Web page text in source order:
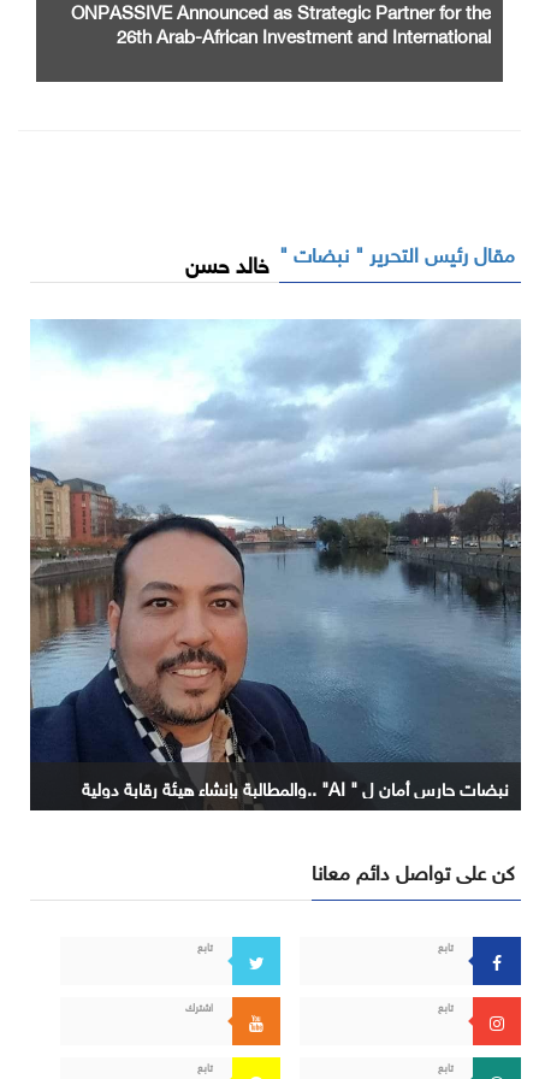
ONPASSIVE Announced as Strategic Partner for the
26th Arab-African Investment and International
مقال رئيس التحرير " نبضات " خالد حسن
نبضات حارس أمان ل " AI" ..والمطالبة بإنشاء هيئة رقابة دولية
كن على تواصل دائم معانا
تابع تابع
تابع اشترك
تابع تابع